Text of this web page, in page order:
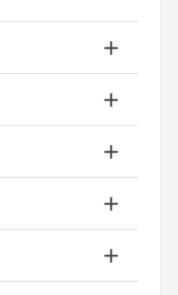




